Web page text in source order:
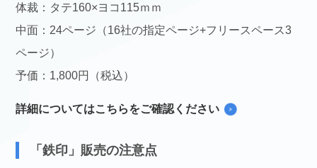
体裁：タテ160×ヨコ115ｍｍ
中面：24ページ（16社の指定ページ+フリースペース3
ページ）
予価：1,800円（税込）
詳細についてはこちらをご確認ください
「鉄印」販売の注意点